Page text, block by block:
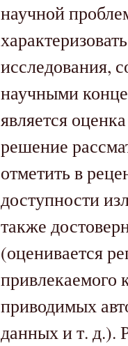
научной
исследования,
научными
является
решение
отметить в
доступности
также
(оценивается
привлекаемого
приводимых
данных и т. д.).